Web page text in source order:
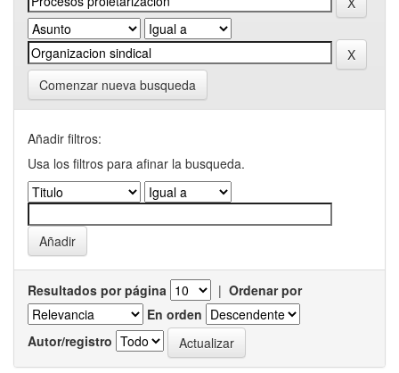
Comenzar nueva busqueda
Añadir filtros:
Usa los filtros para afinar la busqueda.
Resultados por página | Ordenar por
En orden
Autor/registro